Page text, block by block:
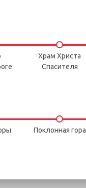
Храм Христа
Спасителя
Поклонная гора